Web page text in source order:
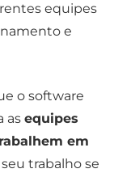
equipes
e
o software
as equipes
em
trabalho se